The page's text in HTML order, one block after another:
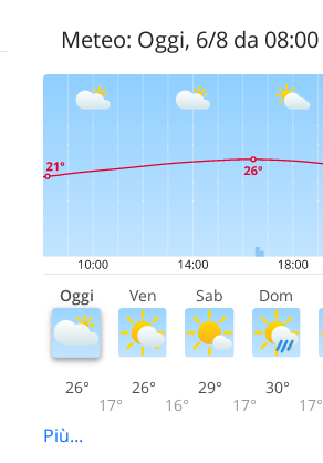
Meteo: Oggi, 6/8 da 08:00
Oggi Ven Sab Dom
26°
17°
26°
16°
29°
17°
30°
17°
Più...